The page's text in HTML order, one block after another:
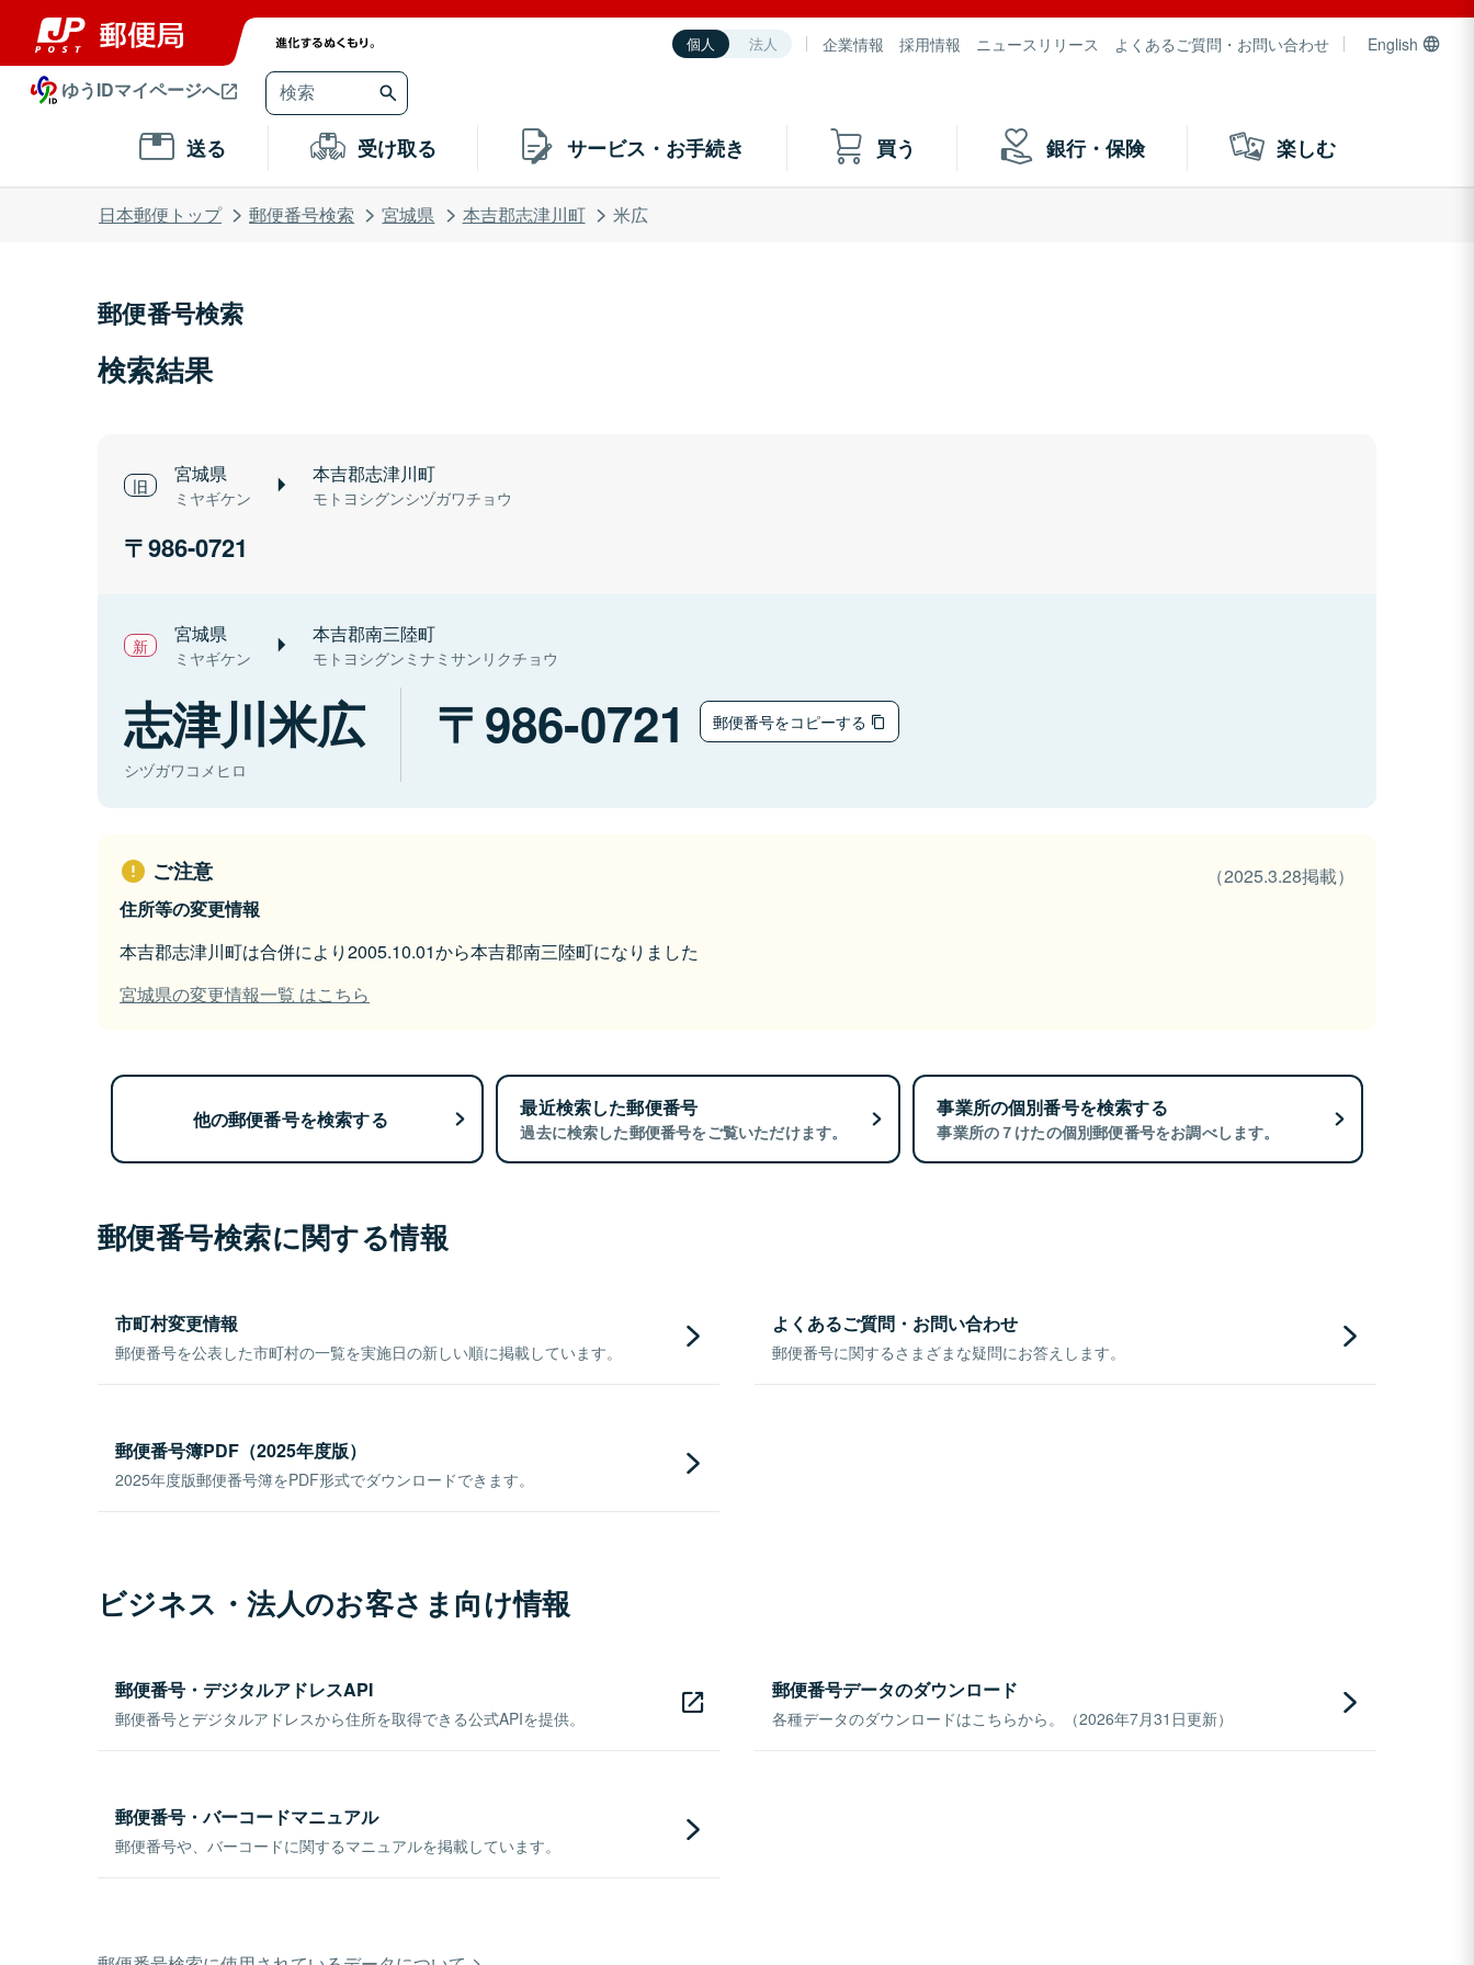
個人 法人 企業情報 採用情報 ニュースリリース よくあるご質問・お問い合わせ English
ゆうIDマイページへ
送る 受け取る サービス・お手続き 買う 銀行・保険 楽しむ
日本郵便トップ 郵便番号検索 宮城県 本吉郡志津川町 米広
郵便番号検索
検索結果
宮城県
ミヤギケン
本吉郡志津川町
モトヨシグンシヅガワチョウ
986-0721
宮城県
ミヤギケン
本吉郡南三陸町
モトヨシグンミナミサンリクチョウ
志津川米広
シヅガワコメヒロ
986-0721 郵便番号をコピーする
ご注意
（2025.3.28掲載）
住所等の変更情報
本吉郡志津川町は合併により2005.10.01から本吉郡南三陸町になりました
宮城県の変更情報一覧 はこちら
他の郵便番号を検索する 最近検索した郵便番号
過去に検索した郵便番号をご覧いただけます。
事業所の個別番号を検索する
事業所の７けたの個別郵便番号をお調べします。
郵便番号検索に関する情報
市町村変更情報
郵便番号を公表した市町村の一覧を実施日の新しい順に掲載しています。
よくあるご質問・お問い合わせ
郵便番号に関するさまざまな疑問にお答えします。
郵便番号簿PDF（2025年度版）
2025年度版郵便番号簿をPDF形式でダウンロードできます。
ビジネス・法人のお客さま向け情報
郵便番号・デジタルアドレスAPI
郵便番号とデジタルアドレスから住所を取得できる公式APIを提供。
郵便番号データのダウンロード
各種データのダウンロードはこちらから。（2026年7月31日更新）
郵便番号・バーコードマニュアル
郵便番号や、バーコードに関するマニュアルを掲載しています。